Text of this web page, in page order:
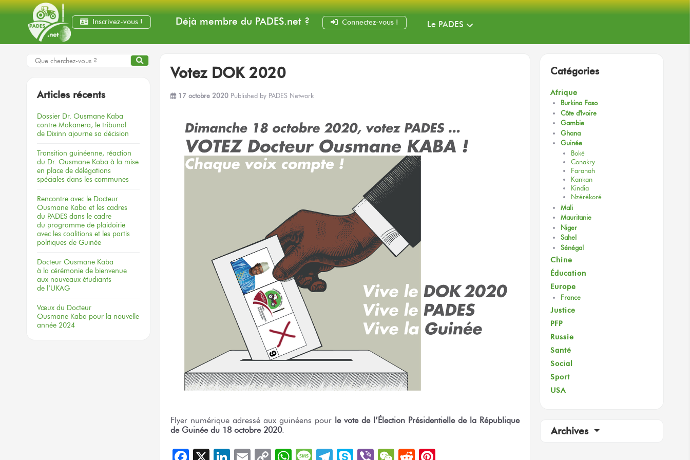
Inscrivez-vous ! Déjà membre du PADES.net? Connectez-vous ! Le PADES
Articles récents
Dossier Dr. Ousmane Kaba
contre Makanera, le tribunal
de Dixinn ajourne sa décision
Transition guinéenne, réaction
du Dr. Ousmane Kaba à la mise
en place de délégations
spéciales dans les communes
Rencontre avec le Docteur
Ousmane Kaba et les cadres
du PADES dans le cadre
du programme de plaidoirie
avec les coalitions et les partis
politiques de Guinée
Docteur Ousmane Kaba
à la cérémonie de bienvenue
aux nouveaux étudiants
de l’UKAG
Vœux du Docteur
Ousmane Kaba pour la nouvelle
année 2024
Catégories
Afrique
Burkina Faso
Côte d'Ivoire
Gambie
Ghana
Guinée
Boké
Conakry
Faranah
Kankan
Kindia
Nzérékoré
Mali
Mauritanie
Niger
Sahel
Sénégal
Chine
Éducation
Europe
France
Justice
PFP
Russie
Santé
Social
Sport
USA
Archives
Votez DOK 2020
17 octobre 2020 Published by PADES Network
Flyer numérique adressé aux guinéens pour le vote de l’Élection Présidentielle de la République
de Guinée du 18 octobre 2020.